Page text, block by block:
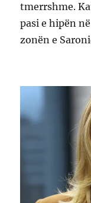
tmerrshme.
pasi e hipën
zonën e